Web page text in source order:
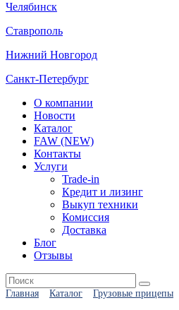
Челябинск
Ставрополь
Нижний Новгород
Санкт-Петербург
О компании
Новости
Каталог
FAW (NEW)
Контакты
Услуги
Trade-in
Кредит и лизинг
Выкуп техники
Комиссия
Доставка
Блог
Отзывы
Главная Каталог Грузовые прицепы